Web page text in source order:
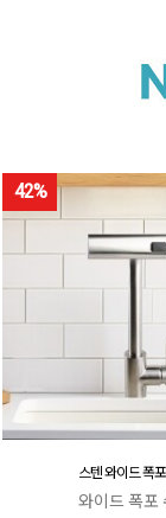
42%
스텐 와이드 폭
와이드 폭포